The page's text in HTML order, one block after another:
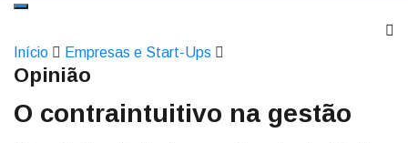
Início Empresas e Start-Ups
Opinião
O contraintuitivo na gestão